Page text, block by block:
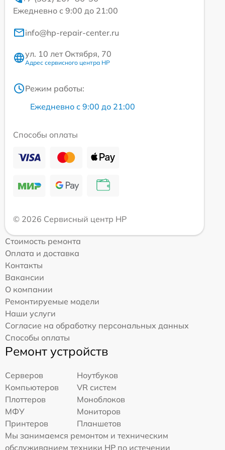
Ежедневно с 9:00 до 21:00
info@hp-repair-center.ru
ул. 10 лет Октября, 70
Адрес сервисного центра HP
Режим работы:
Ежедневно с 9:00 до 21:00
Способы оплаты
© 2026 Сервисный центр HP
Стоимость ремонта
Оплата и доставка
Контакты
Вакансии
О компании
Ремонтируемые модели
Наши услуги
Согласие на обработку персональных данных
Способы оплаты
Ремонт устройств
Серверов
Ноутбуков
Компьютеров
VR систем
Плоттеров
Моноблоков
МФУ
Мониторов
Принтеров
Планшетов
Мы занимаемся ремонтом и техническим
обслуживанием техники HP по истечении